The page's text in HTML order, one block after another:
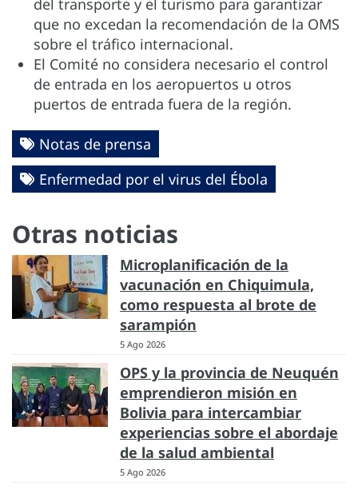
del transporte y el turismo para garantizar
que no excedan la recomendación de la OMS
sobre el tráfico internacional.
El Comité no considera necesario el control
de entrada en los aeropuertos u otros
puertos de entrada fuera de la región.
Notas de prensa
Enfermedad por el virus del Ébola
Otras noticias
Microplanificación de la
vacunación en Chiquimula,
como respuesta al brote de
sarampión
5 Ago 2026
OPS y la provincia de Neuquén
emprendieron misión en
Bolivia para intercambiar
experiencias sobre el abordaje
de la salud ambiental
5 Ago 2026